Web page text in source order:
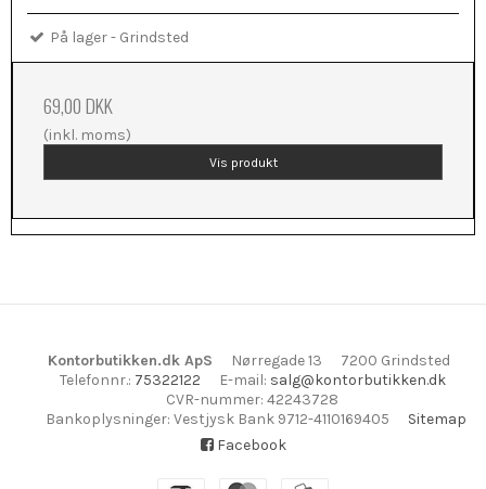
På lager - Grindsted
69,00 DKK
(inkl. moms)
Vis produkt
Kontorbutikken.dk ApS Nørregade 13
7200 Grindsted
Telefonnr.: 75322122 E-mail: salg@kontorbutikken.dk
CVR-nummer: 42243728
Bankoplysninger: Vestjysk Bank 9712-4110169405
Sitemap
Facebook